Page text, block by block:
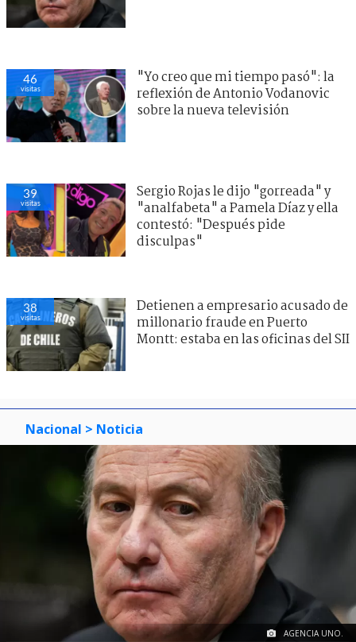
46
visitas
"Yo creo que mi tiempo pasó": la
reflexión de Antonio Vodanovic
sobre la nueva televisión
39
visitas
Sergio Rojas le dijo "gorreada" y
"analfabeta" a Pamela Díaz y ella
contestó: "Después pide
disculpas"
38
visitas
Detienen a empresario acusado de
millonario fraude en Puerto
Montt: estaba en las oficinas del SII
Nacional > Noticia
AGENCIA UNO.